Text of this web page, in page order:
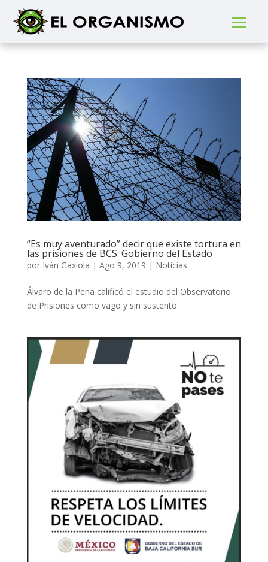
“Es muy aventurado” decir que existe tortura en
las prisiones de BCS: Gobierno del Estado
por Iván Gaxiola | Ago 9, 2019 | Noticias
Álvaro de la Peña calificó el estudio del Observatorio
de Prisiones como vago y sin sustento